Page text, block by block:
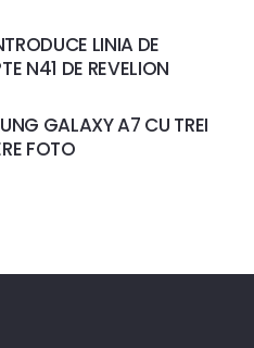
LINIA DE
N41 DE REVELION
GALAXY A7 CU TREI
FOTO